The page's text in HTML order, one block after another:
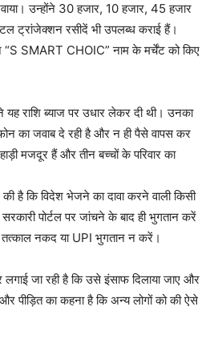
उन्होंने 30 हजार, 10 हजार, 45 हजार
ट्रांजेक्शन रसीदें भी उपलब्ध कराई हैं।
“S SMART CHOIC” नाम के मर्चेंट को किए
यह राशि ब्याज पर उधार लेकर दी थी। उनका
का जवाब दे रही है और न ही पैसे वापस कर
मजदूर हैं और तीन बच्चों के परिवार का
की है कि विदेश भेजने का दावा करने वाली किसी
पोर्टल पर जांचने के बाद ही भुगतान करें
नकद या UPI भुगतान न करें।
लगाई जा रही है कि उसे इंसाफ दिलाया जाए और
पीड़ित का कहना है कि अन्य लोगों को की ऐसे